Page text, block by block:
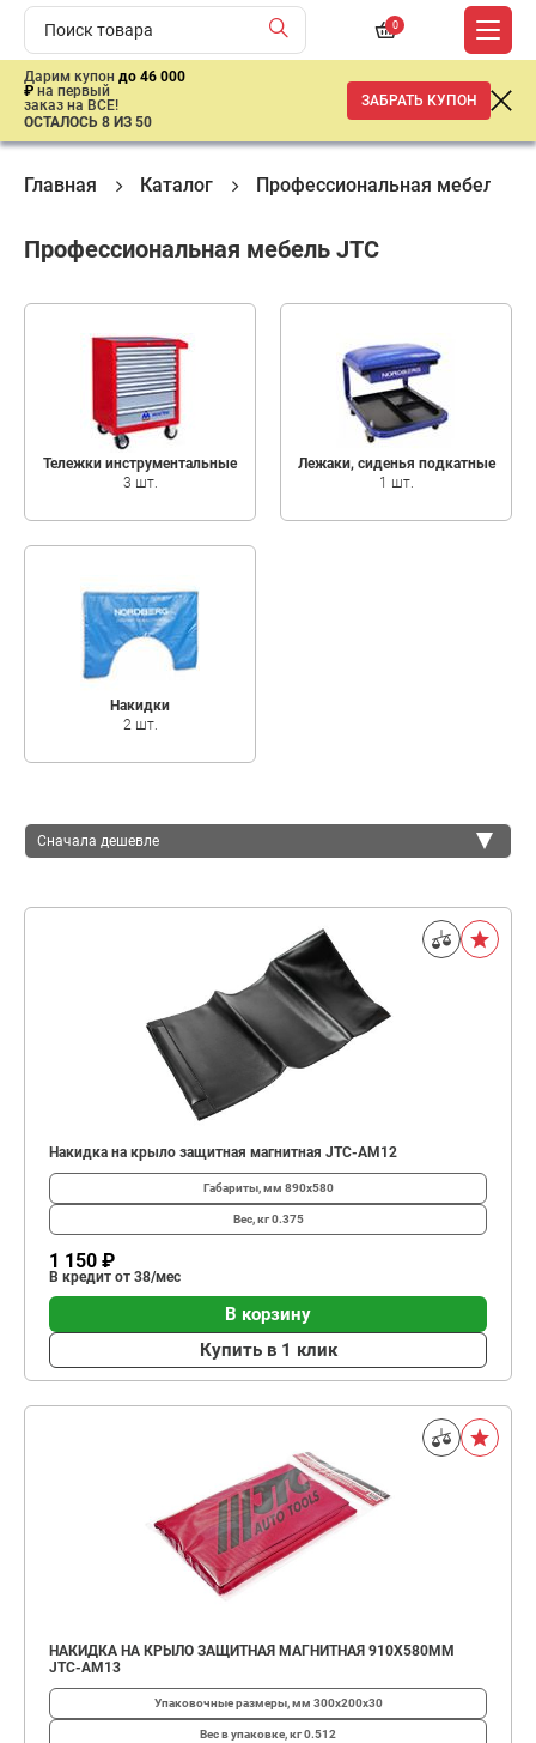
0
Дарим купон до 46 000
₽ на первый
заказ на ВСЕ!
ОСТАЛОСЬ 8 ИЗ 50
ЗАБРАТЬ КУПОН
Главная Каталог Профессиональная мебель
Профессиональная мебель JTC
Тележки инструментальные
3 шт.
Лежаки, сиденья подкатные
1 шт.
Накидки
2 шт.
Сначала дешевле
Накидка на крыло защитная магнитная JTC-AM12
Габариты, мм 890х580
Вес, кг0.375
1 150 ₽
В кредит от 38/мес
В корзину
Купить в 1 клик
НАКИДКА НА КРЫЛО ЗАЩИТНАЯ МАГНИТНАЯ 910Х580ММ
JTC-AM13
Упаковочные размеры, мм 300х200х30
Вес в упаковке, кг0.512